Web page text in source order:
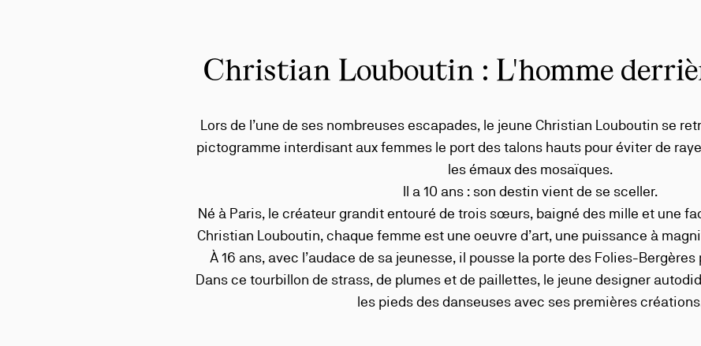
Christian Louboutin : L'homme
Lors de l’une de ses nombreuses escapades, le jeune Christian Louboutin se
pictogramme interdisant aux femmes le port des talons hauts pour éviter de
les émaux des mosaïques.
Il a 10 ans : son destin vient de se sceller.
Né à Paris, le créateur grandit entouré de trois sœurs, baigné des mille et une
Christian Louboutin, chaque femme est une oeuvre d’art, une puissance à
À 16 ans, avec l’audace de sa jeunesse, il pousse la porte des Folies-
Dans ce tourbillon de strass, de plumes et de paillettes, le jeune designer
les pieds des danseuses avec ses premières